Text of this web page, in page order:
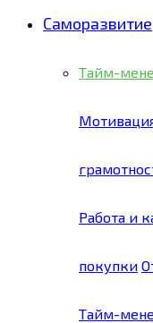
Саморазвитие
Тайм-
Работа и
покупки
Тайм-